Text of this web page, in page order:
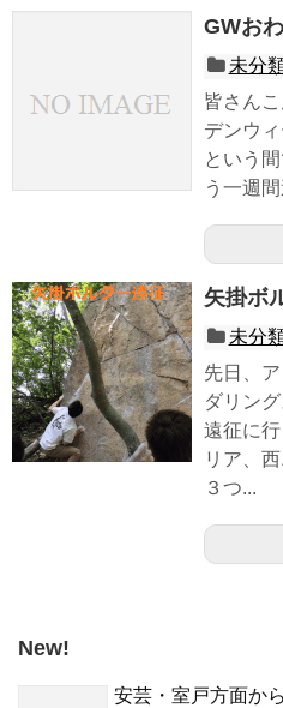
GWお
未分
皆さん
デンウ
という
う一週
矢掛ボ
未分
先日、
ダリン
遠征に
リア、
３つ...
New!
安芸・室戸方面か